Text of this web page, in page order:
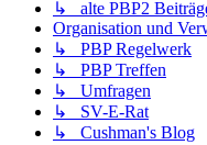
↳ alte PBP2
Organisation und
↳ PBP Regelwerk
↳ PBP Treffen
↳ Umfragen
↳ SV-E-Rat
↳ Cushman's Blog